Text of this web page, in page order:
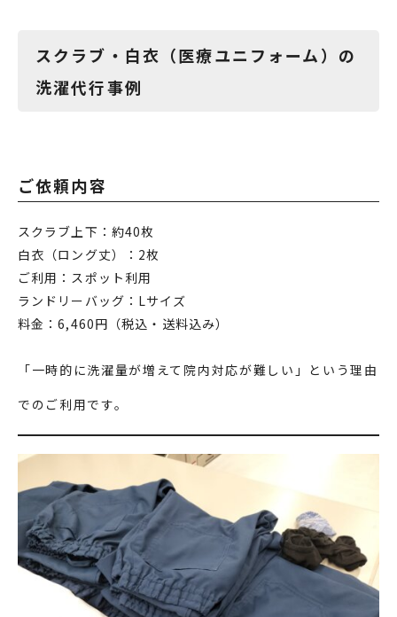
スクラブ・白衣（医療ユニフォーム）の
洗濯代行事例
ご依頼内容
スクラブ上下： 約40枚
白衣（ロング丈）： 2枚
ご利用：スポット利用
ランドリーバッグ： Lサイズ
料金：6,460円（税込・送料込み）
「一時的に洗濯量が増えて院内対応が難しい」という理由
でのご利用です。